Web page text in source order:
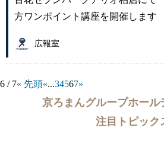
方ワンポイント講座を開催します
広報室
6 / 7« 先頭«...34567»
京ろまんグループホール
注目トピック